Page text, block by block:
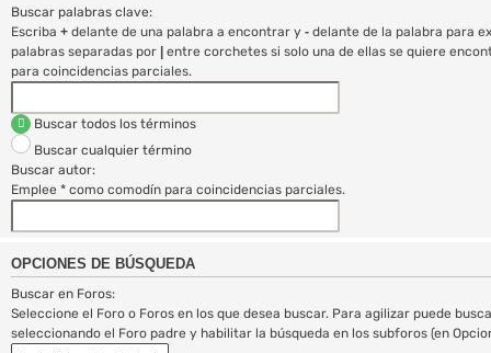
Buscar palabras clave:
Escriba + delante de una palabra a encontrar y - delante de la palabra para
palabras separadas por | entre corchetes si solo una de ellas se quiere
para coincidencias parciales.
Buscar todos los términos
Buscar cualquier término
Buscar autor:
Emplee * como comodín para coincidencias parciales.
OPCIONES DE BÚSQUEDA
Buscar en Foros:
Seleccione el Foro o Foros en los que desea buscar. Para agilizar puede
seleccionando el Foro padre y habilitar la búsqueda en los subforos (en